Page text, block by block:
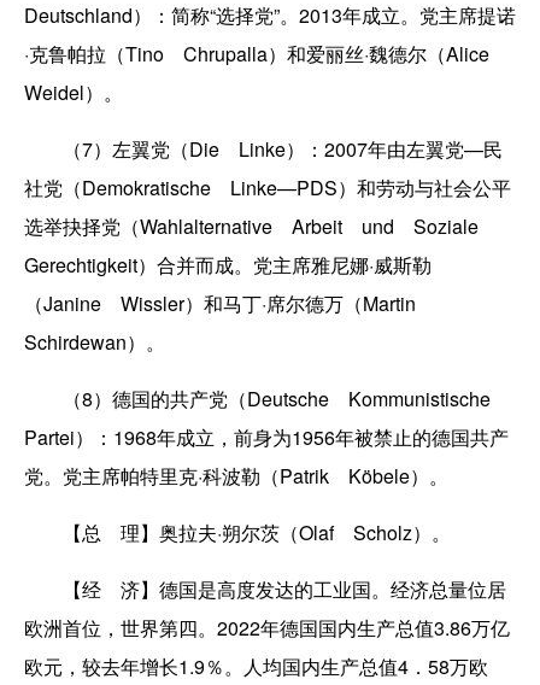
Deutschland）：简称“选择党”。2013年成立。党主席提诺
·克鲁帕拉（Tino Chrupalla）和爱丽丝·魏德尔（Alice
Weidel）。
（7）左翼党（Die Linke）：2007年由左翼党—民
社党（Demokratische Linke—PDS）和劳动与社会公平
选举抉择党（Wahlalternative Arbeit und Soziale
Gerechtigkeit）合并而成。党主席雅尼娜·威斯勒
（Janine Wissler）和马丁·席尔德万（Martin
Schirdewan）。
（8）德国的共产党（Deutsche Kommunistische
Partei）：1968年成立，前身为1956年被禁止的德国共产
党。党主席帕特里克·科波勒（Patrik Köbele）。
【总 理】奥拉夫·朔尔茨（Olaf Scholz）。
【经 济】德国是高度发达的工业国。经济总量位居
欧洲首位，世界第四。2022年德国国内生产总值3.86万亿
欧元，较去年增长1.9％。人均国内生产总值4．58万欧